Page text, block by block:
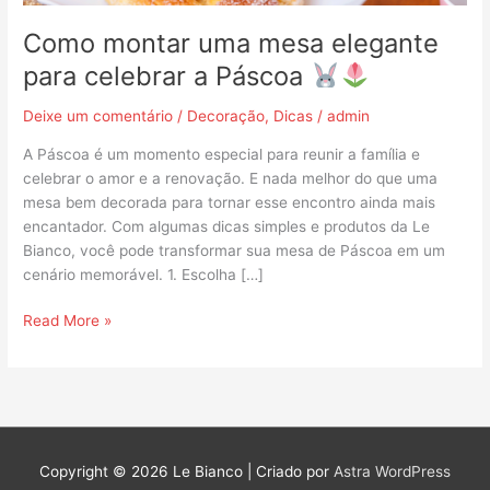
Como montar uma mesa elegante
para celebrar a Páscoa
Deixe um comentário / Decoração, Dicas /admin
A Páscoa é um momento especial para reunir a família e
celebrar o amor e a renovação. E nada melhor do que uma
mesa bem decorada para tornar esse encontro ainda mais
encantador. Com algumas dicas simples e produtos da Le
Bianco, você pode transformar sua mesa de Páscoa em um
cenário memorável. 1. Escolha […]
Read More »
Copyright © 2026 Le Bianco | Criado por Astra WordPress